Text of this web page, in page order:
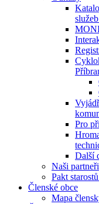
Pro
Další
Naši partneři
Pakt
Členské obce
Mapa